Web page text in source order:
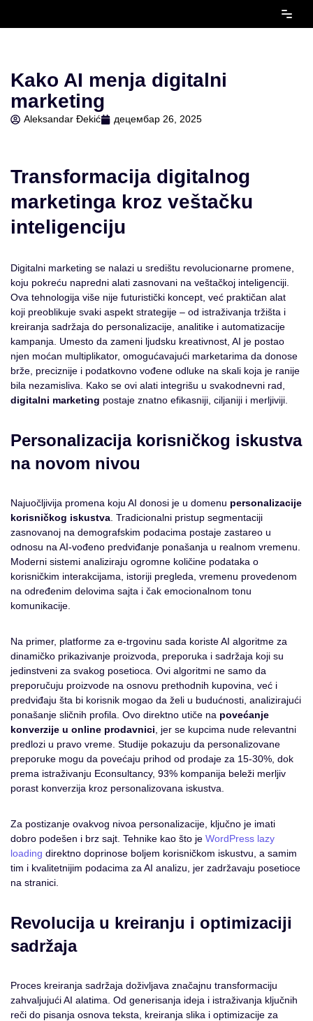
садржај
Kako AI menja digitalni
marketing
Aleksandar Đekić децембар 26, 2025
Transformacija digitalnog
marketinga kroz veštačku
inteligenciju
Digitalni marketing se nalazi u središtu revolucionarne promene,
koju pokreću napredni alati zasnovani na veštačkoj inteligenciji.
Ova tehnologija više nije futuristički koncept, već praktičan alat
koji preoblikuje svaki aspekt strategije – od istraživanja tržišta i
kreiranja sadržaja do personalizacije, analitike i automatizacije
kampanja. Umesto da zameni ljudsku kreativnost, AI je postao
njen moćan multiplikator, omogućavajući marketarima da donose
brže, preciznije i podatkovno vođene odluke na skali koja je ranije
bila nezamisliva. Kako se ovi alati integrišu u svakodnevni rad,
digitalni marketing postaje znatno efikasniji, ciljaniji i merljiviji.
Personalizacija korisničkog iskustva
na novom nivou
Najuočljivija promena koju AI donosi je u domenu personalizacije
korisničkog iskustva . Tradicionalni pristup segmentaciji
zasnovanoj na demografskim podacima postaje zastareo u
odnosu na AI-vođeno predviđanje ponašanja u realnom vremenu.
Moderni sistemi analiziraju ogromne količine podataka o
korisničkim interakcijama, istoriji pregleda, vremenu provedenom
na određenim delovima sajta i čak emocionalnom tonu
komunikacije.
Na primer, platforme za e-trgovinu sada koriste AI algoritme za
dinamičko prikazivanje proizvoda, preporuka i sadržaja koji su
jedinstveni za svakog posetioca. Ovi algoritmi ne samo da
preporučuju proizvode na osnovu prethodnih kupovina, već i
predviđaju šta bi korisnik mogao da želi u budućnosti, analizirajući
ponašanje sličnih profila. Ovo direktno utiče na povećanje
konverzije u online prodavnici , jer se kupcima nude relevantni
predlozi u pravo vreme. Studije pokazuju da personalizovane
preporuke mogu da povećaju prihod od prodaje za 15-30%, dok
prema istraživanju Econsultancy, 93% kompanija beleži merljiv
porast konverzija kroz personalizovana iskustva.
Za postizanje ovakvog nivoa personalizacije, ključno je imati
dobro podešen i brz sajt. Tehnike kao što je WordPress lazy
loading direktno doprinose boljem korisničkom iskustvu, a samim
tim i kvalitetnijim podacima za AI analizu, jer zadržavaju posetioce
na stranici.
Revolucija u kreiranju i optimizaciji
sadržaja
Proces kreiranja sadržaja doživljava značajnu transformaciju
zahvaljujući AI alatima. Od generisanja ideja i istraživanja ključnih
reči do pisanja osnova teksta, kreiranja slika i optimizacije za